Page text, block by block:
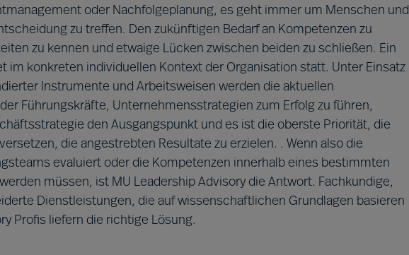
oder Nachfolgeplanung, es geht immer um Menschen und
zu treffen. Den zukünftigen Bedarf an Kompetenzen zu
zu kennen und etwaige Lücken zwischen beiden zu schließen. Ein
im konkreten individuellen Kontext der Organisation statt. Unter Einsatz
Instrumente und Arbeitsweisen werden die aktuellen
Führungskräfte, Unternehmensstrategien zum Erfolg zu führen,
den Ausgangspunkt und es ist die oberste Priorität, die
die angestrebten Resultate zu erzielen. . Wenn also die
evaluiert oder die Kompetenzen innerhalb eines bestimmten
müssen, ist MU Leadership Advisory die Antwort. Fachkundige,
Dienstleistungen, die auf wissenschaftlichen Grundlagen basieren
Profis liefern die richtige Lösung.